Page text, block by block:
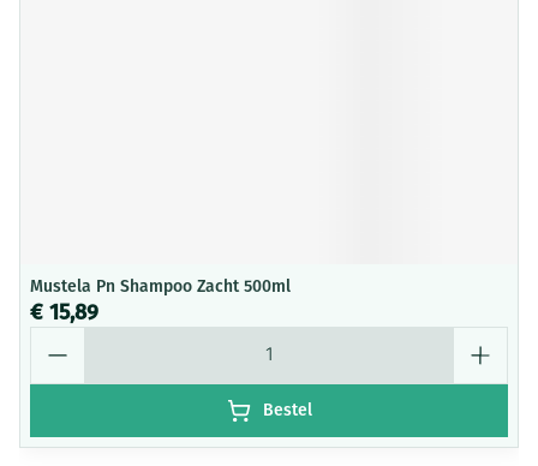
Mustela Pn Shampoo Zacht 500ml
€ 15,89
Bestel